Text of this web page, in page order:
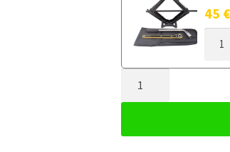
45 €
E63/
2011